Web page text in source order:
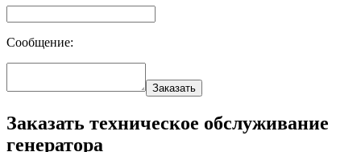
Сообщение:
Заказать
Заказать техническое обслуживание
генератора